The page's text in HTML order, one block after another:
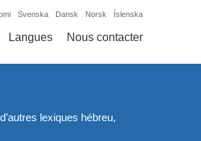
Svenska Dansk Norsk Íslenska
Langues Nous contacter
lexiques hébreu,